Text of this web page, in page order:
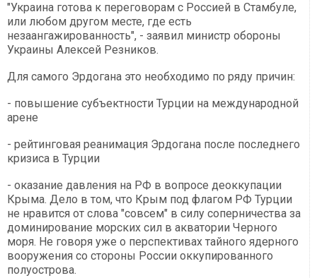
"Украина готова к переговорам с Россией в Стамбуле,
или любом другом месте, где есть
незаангажированность", - заявил министр обороны
Украины Алексей Резников.
Для самого Эрдогана это необходимо по ряду причин:
- повышение субъектности Турции на международной
арене
- рейтинговая реанимация Эрдогана после последнего
кризиса в Турции
- оказание давления на РФ в вопросе деоккупации
Крыма. Дело в том, что Крым под флагом РФ Турции
не нравится от слова "совсем" в силу соперничества за
доминирование морских сил в акватории Черного
моря. Не говоря уже о перспективах тайного ядерного
вооружения со стороны России оккупированного
полуострова.